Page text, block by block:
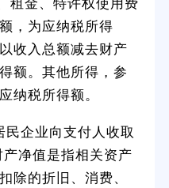
，为应纳税所得
收入总额减去财产
额。其他所得，参
纳税所得额。
民企业向支付人收取
净值是指相关资产
除的折旧、消费、